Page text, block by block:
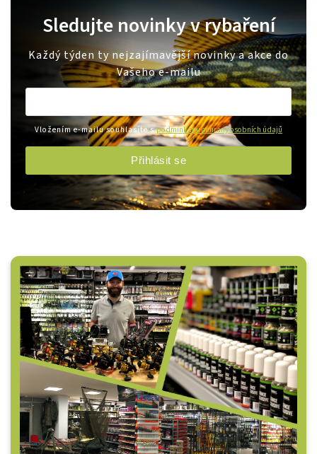
Sledujte novinky v rybaření
Každý týden ty nejzajímavější novinky a akce do
Vašeho e-mailu
Vložením e-mailu souhlasíte spodmínkami ochrany osobních údajů
Přihlásit se